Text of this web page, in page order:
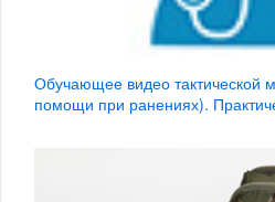
Обучающее видео тактической
помощи при ранениях).